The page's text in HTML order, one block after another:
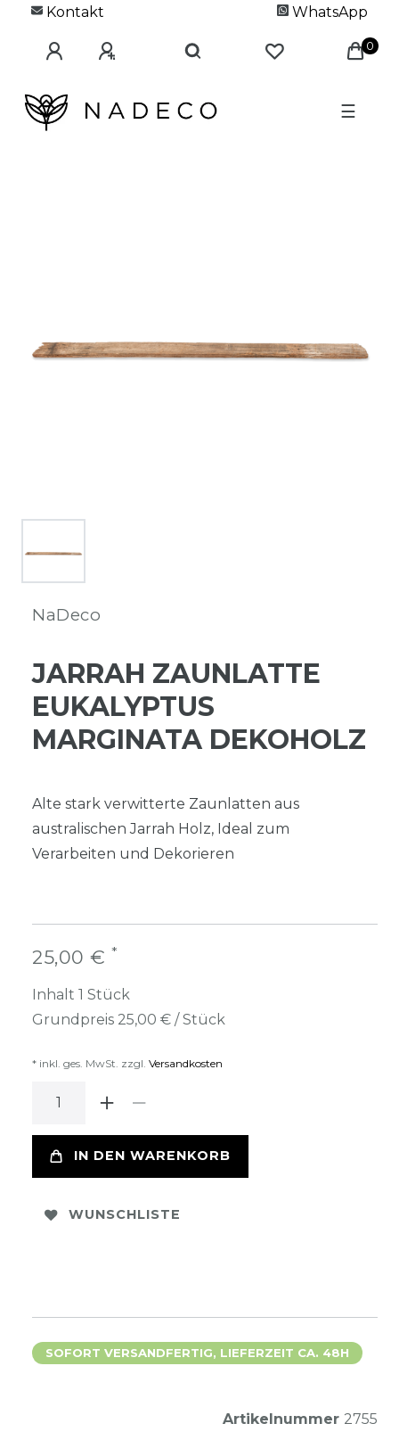
Kontakt WhatsApp
0
☰
NaDeco
JARRAH ZAUNLATTE
EUKALYPTUS
MARGINATA DEKOHOLZ
Alte stark verwitterte Zaunlatten aus
australischen Jarrah Holz, Ideal zum
Verarbeiten und Dekorieren
25,00 € *
Inhalt 1 Stück
Grundpreis 25,00 € / Stück
* inkl. ges. MwSt. zzgl. Versandkosten
IN DEN WARENKORB
WUNSCHLISTE
SOFORT VERSANDFERTIG, LIEFERZEIT CA. 48H
Artikelnummer 2755